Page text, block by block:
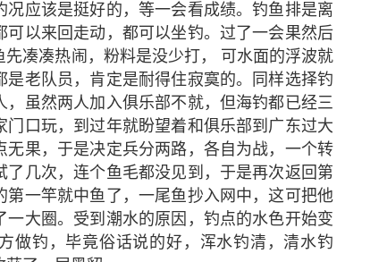
况应该是挺好的，等一会看成绩。钓鱼排是离
可以来回走动，都可以坐钓。过了一会果然后
凑凑热闹，粉料是没少打， 可水面的浮波就
是老队员，肯定是耐得住寂寞的。同样选择钓
，虽然两人加入俱乐部不就，但海钓都已经三
门口玩，到过年就盼望着和俱乐部到广东过大
无果，于是决定兵分两路，各自为战，一个转
了几次，连个鱼毛都没见到，于是再次返回第
第一竿就中鱼了，一尾鱼抄入网中，这可把他
一大圈。受到潮水的原因，钓点的水色开始变
做钓，毕竟俗话说的好，浑水钓清，清水钓